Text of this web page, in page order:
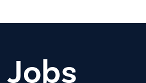
Jobs